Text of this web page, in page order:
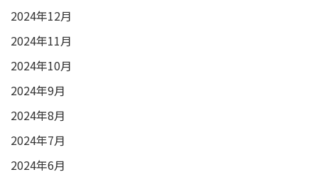
2024年12月
2024年11月
2024年10月
2024年9月
2024年8月
2024年7月
2024年6月